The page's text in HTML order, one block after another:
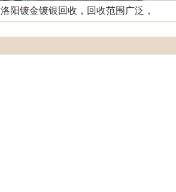
洛阳镀金镀银回收，回收范围广泛，